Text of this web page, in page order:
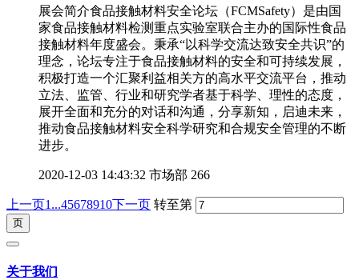
展会简介食品接触材料安全论坛（FCMSafety）是由国
家食品接触材料检测重点实验室联合主办的国际性食品
接触材料年度盛会。秉承“以科学交流达致安全共识”的
理念，论坛专注于食品接触材料的安全和可持续发展，
积极打造一个汇聚利益相关方的高水平交流平台，推动
立法、监管、行业和研究学者基于科学、理性的态度，
展开全面和充分的对话和沟通，分享新知，启迪未来，
推动食品接触材料安全科学研究和合规安全管理的不断
进步。
2020-12-03 14:43:32 市场部 266
上一页1...45678910下一页 转至第
关于我们